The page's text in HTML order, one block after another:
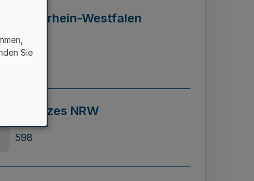
in Nordrhein-Westfalen
595
Gesetzes NRW
598
Sie